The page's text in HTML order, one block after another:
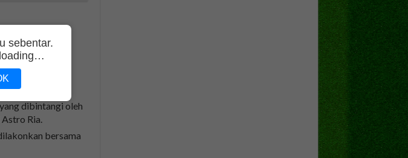
iaituNik Adam
dibintangi oleh
Ria.
bersama
sebentar.